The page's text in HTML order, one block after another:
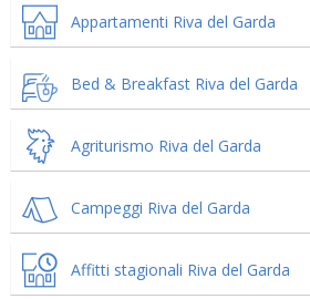
Appartamenti Riva del Garda
Bed & Breakfast Riva del Garda
Agriturismo Riva del Garda
Campeggi Riva del Garda
Affitti stagionali Riva del Garda